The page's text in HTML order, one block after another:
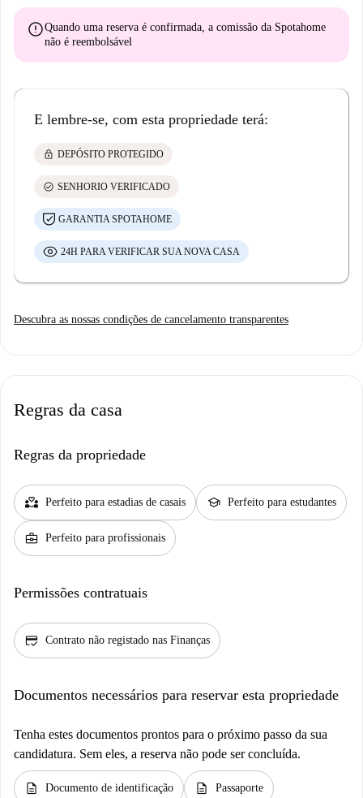
errorQuando uma reserva é confirmada, a comissão da Spotahome
não é reembolsável
E lembre-se, com esta propriedade terá:
lock DEPÓSITO PROTEGIDO
check_circle SENHORIO VERIFICADO
GARANTIA SPOTAHOME
24H PARA VERIFICAR SUA NOVA CASA
Descubra as nossas condições de cancelamento transparentes
Regras da casa
Regras da propriedade
partner_heart Perfeito para estadias de casais school Perfeito para estudantes
business_center Perfeito para profissionais
Permissões contratuais
credit_score Contrato não registado nas Finanças
Documentos necessários para reservar esta propriedade
Tenha estes documentos prontos para o próximo passo da sua
candidatura. Sem eles, a reserva não pode ser concluída.
description Documento de identificação description Passaporte